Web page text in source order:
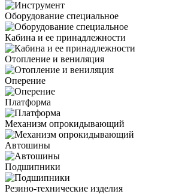
Оборудование специальное
Кабина и ее принадлежности
Отопление и вениляция
Оперение
Платформа
Механизм опрокидывающий
Автошины
Подшипники
Резино-технические изделия